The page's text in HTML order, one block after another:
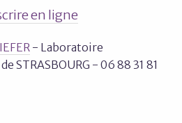
en ligne
- Laboratoire
STRASBOURG - 06 88 31 81